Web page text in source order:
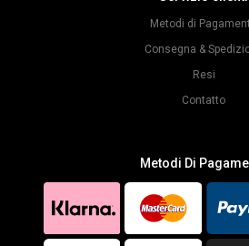
Metodi di
Consegna &
Resi
Contatto
Metodi Di